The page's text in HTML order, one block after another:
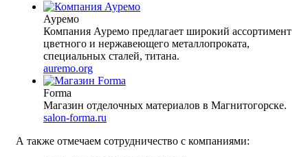
Ауремо
Компания Ауремо предлагает широкий ассортимент
цветного и нержавеющего металлопроката,
специальных сталей, титана.
auremo.org
Forma
Магазин отделочных материалов в Магнитогорске.
salon-forma.ru
А также отмечаем сотрудничество с компаниями: